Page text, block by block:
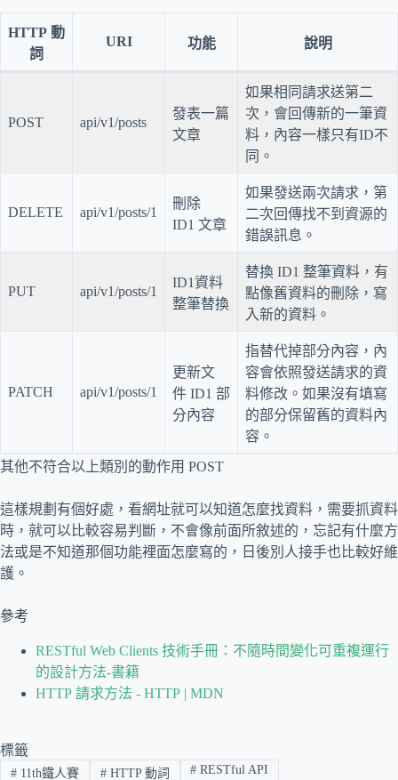
HTTP 動
詞
URI 功能 說明
POST api/v1/posts
發表一篇
文章
如果相同請求送第二
次，會回傳新的一筆資
料，內容一樣只有ID不
同。
DELETE api/v1/posts/1
刪除
ID1 文章
如果發送兩次請求，第
二次回傳找不到資源的
錯誤訊息。
PUT api/v1/posts/1
ID1資料
整筆替換
替換 ID1 整筆資料，有
點像舊資料的刪除，寫
入新的資料。
PATCH api/v1/posts/1
更新文
件 ID1 部
分內容
指替代掉部分內容，內
容會依照發送請求的資
料修改。如果沒有填寫
的部分保留舊的資料內
容。
其他不符合以上類別的動作用 POST
這樣規劃有個好處，看網址就可以知道怎麼找資料，需要抓資料
時，就可以比較容易判斷，不會像前面所敘述的，忘記有什麼方
法或是不知道那個功能裡面怎麼寫的，日後別人接手也比較好維
護。
參考
RESTful Web Clients 技術手冊：不隨時間變化可重複運行
的設計方法-書籍
HTTP 請求方法 - HTTP | MDN
標籤
#11th鐵人賽 #HTTP 動詞 # RESTful API